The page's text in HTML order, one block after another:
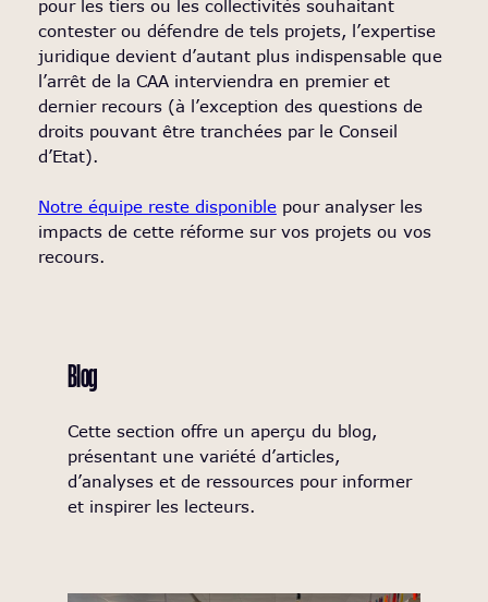
pour les tiers ou les collectivités souhaitant
contester ou défendre de tels projets, l’expertise
juridique devient d’autant plus indispensable que
l’arrêt de la CAA interviendra en premier et
dernier recours (à l’exception des questions de
droits pouvant être tranchées par le Conseil
d’Etat).
Notre équipe reste disponiblepour analyser les
impacts de cette réforme sur vos projets ou vos
recours.
Blog
Cette section offre un aperçu du blog,
présentant une variété d’articles,
d’analyses et de ressources pour informer
et inspirer les lecteurs.